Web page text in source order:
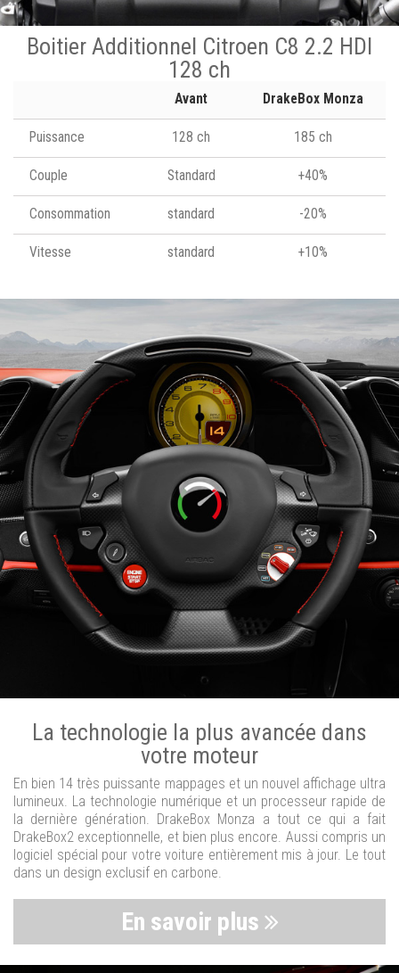
Boitier Additionnel Citroen C8 2.2 HDI
128 ch
Avant DrakeBox Monza
Puissance 128 ch 185 ch
Couple Standard +40%
Consommation standard -20%
Vitesse standard +10%
La technologie la plus avancée dans
votre moteur
En bien 14 très puissante mappages et un nouvel affichage ultra
lumineux. La technologie numérique et un processeur rapide de
la dernière génération. DrakeBox Monza a tout ce qui a fait
DrakeBox2 exceptionnelle, et bien plus encore. Aussi compris un
logiciel spécial pour votre voiture entièrement mis à jour. Le tout
dans un design exclusif en carbone.
En savoir plus